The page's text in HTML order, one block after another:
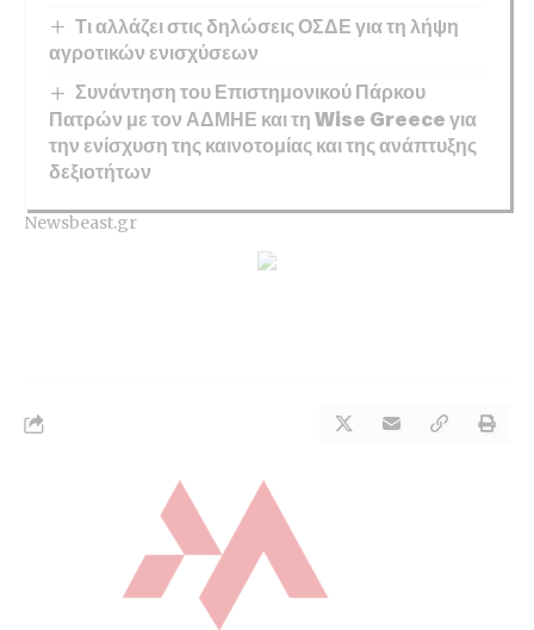
Τι αλλάζει στις δηλώσεις ΟΣΔΕ για τη λήψη
αγροτικών ενισχύσεων
Συνάντηση του Επιστημονικού Πάρκου
Πατρών με τον ΑΔΜΗΕ και τη Wise Greece για
την ενίσχυση της καινοτομίας και της ανάπτυξης
δεξιοτήτων
Newsbeast.gr